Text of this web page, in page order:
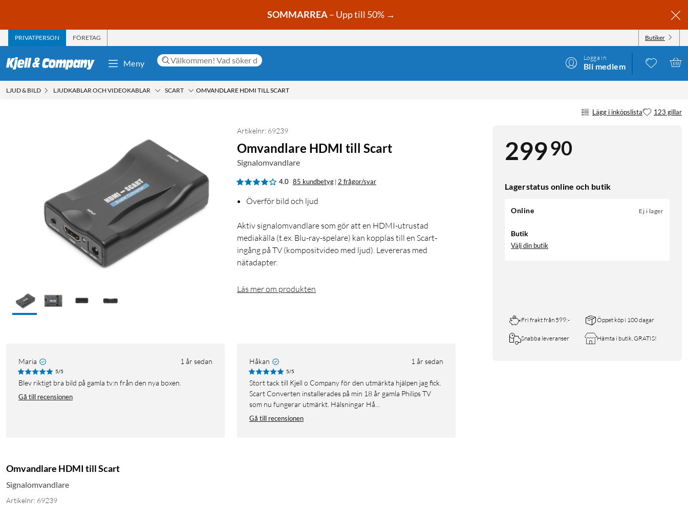
SOMMARREA– Upp till 50% →
PRIVATPERSON FÖRETAG Butiker
Meny
Logga in
Bli medlem
LJUD & BILD LJUDKABLAR OCH VIDEOKABLAR SCART OMVANDLARE HDMI TILL SCART
Lägg i inköpslista 123 gillar
29990
Lagerstatus online och butik
Online Ej i lager
Butik
Välj din butik
Fri frakt från 599:- Öppet köp i 100 dagar
Snabba leveranser Hämta i butik, GRATIS!
Artikelnr: 69239
Omvandlare HDMI till Scart
Signalomvandlare
4.0 85 kundbetyg | 2 frågor/svar
Överför bild och ljud
Aktiv signalomvandlare som gör att en HDMI-utrustad
mediakälla (t.ex. Blu-ray-spelare) kan kopplas till en Scart-
ingång på TV (kompositvideo med ljud). Levereras med
nätadapter.
Läs mer om produkten
Maria 1 år sedan
5/5
Blev riktigt bra bild på gamla tv:n från den nya boxen.
Gå till recensionen
Håkan 1 år sedan
5/5
Stort tack till Kjell o Company för den utmärkta hjälpen jag fick.
Scart Converten installerades på min 18 år gamla Philips TV
som nu fungerar utmärkt. Hälsningar Hå...
Gå till recensionen
Omvandlare HDMI till Scart
Signalomvandlare
Artikelnr: 69239